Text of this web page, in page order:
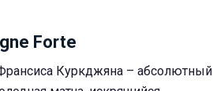
Forte
Куркджяна – абсолютный